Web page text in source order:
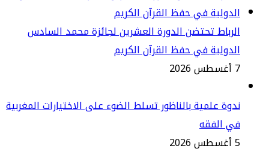
تحتضن الدورة العشرين لجائزة محمد السادس
في حفظ القرآن الكريم
علمية بالناظور تسلط الضوء على الاختيارات المغربية
الفقه